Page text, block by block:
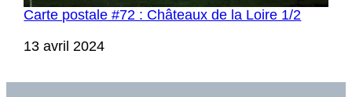
Carte postale #72 : Châteaux de la Loire 1/2
Date
13 avril 2024